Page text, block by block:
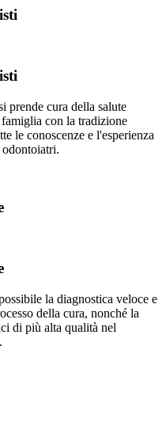
prende cura della salute
con la tradizione
le conoscenze e l'esperienza
la diagnostica veloce e
della cura, nonché la
di più alta qualità nel